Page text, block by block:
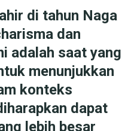
di tahun Naga
dan
adalah saat yang
menunjukkan
konteks
dapat
lebih besar